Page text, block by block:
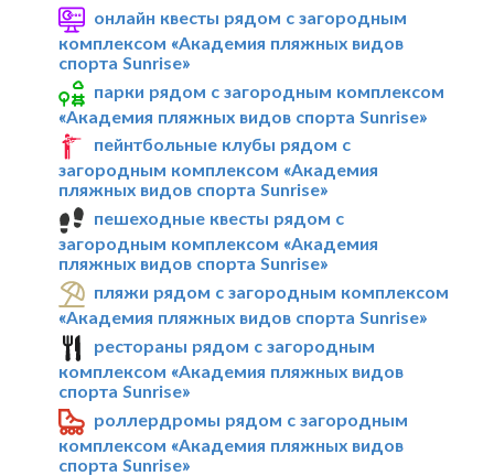
онлайн квесты рядом с загородным
комплексом «Академия пляжных видов
спорта Sunrise»
парки рядом с загородным комплексом
«Академия пляжных видов спорта Sunrise»
пейнтбольные клубы рядом с
загородным комплексом «Академия
пляжных видов спорта Sunrise»
пешеходные квесты рядом с
загородным комплексом «Академия
пляжных видов спорта Sunrise»
пляжи рядом с загородным комплексом
«Академия пляжных видов спорта Sunrise»
рестораны рядом с загородным
комплексом «Академия пляжных видов
спорта Sunrise»
роллердромы рядом с загородным
комплексом «Академия пляжных видов
спорта Sunrise»